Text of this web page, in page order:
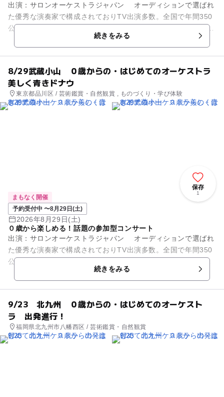
出演：サロンオーケストラジャパン オーディションで選ばれ
た優秀な演奏家で構成されておりTV出演多数。全国で年間350
公演開催の人気団体です。 目の前で繰り広げられるサロンオー
続きをみる
8/29武蔵小山 ０歳からの・はじめてのオーケストラ
美しく青きドナウ
東京都品川区 / 芸術鑑賞・自然観賞 , ものづくり・学び体験
保存
1
まもなく開催
予約受付中 〜8月29日(土)
2026年8月29日(土)
０歳から楽しめる！話題の参加型コンサート
出演：サロンオーケストラジャパン オーディションで選ばれ
た優秀な演奏家で構成されておりTV出演多数。全国で年間350
公演開催の人気団体です。 0歳の赤ちゃんから参加できる、全
続きをみる
9/23 北九州 ０歳からの・はじめてのオーケスト
ラ 出発進行！
福岡県北九州市八幡西区 / 芸術鑑賞・自然観賞